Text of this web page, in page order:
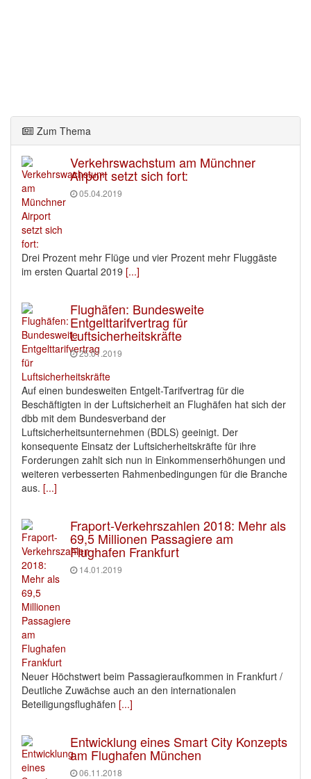
Zum Thema
Verkehrswachstum am Münchner
Airport setzt sich fort:
05.04.2019
Drei Prozent mehr Flüge und vier Prozent mehr Fluggäste
im ersten Quartal 2019 [...]
Flughäfen: Bundesweite
Entgelttarifvertrag für
Luftsicherheitskräfte
25.01.2019
Auf einen bundesweiten Entgelt-Tarifvertrag für die
Beschäftigten in der Luftsicherheit an Flughäfen hat sich der
dbb mit dem Bundesverband der
Luftsicherheitsunternehmen (BDLS) geeinigt. Der
konsequente Einsatz der Luftsicherheitskräfte für ihre
Forderungen zahlt sich nun in Einkommenserhöhungen und
weiteren verbesserten Rahmenbedingungen für die Branche
aus. [...]
Fraport-Verkehrszahlen 2018: Mehr als
69,5 Millionen Passagiere am
Flughafen Frankfurt
14.01.2019
Neuer Höchstwert beim Passagieraufkommen in Frankfurt /
Deutliche Zuwächse auch an den internationalen
Beteiligungsflughäfen [...]
Entwicklung eines Smart City Konzepts
am Flughafen München
06.11.2018